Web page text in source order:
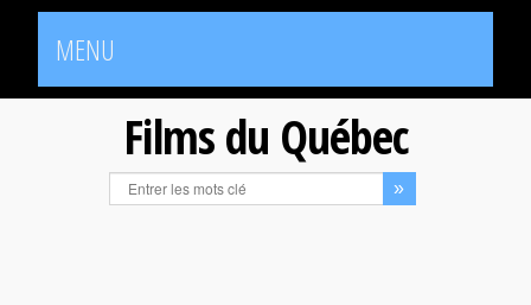
MENU
Films du Québec